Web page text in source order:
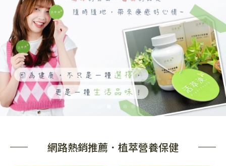
網路熱銷推薦．植萃營養保健